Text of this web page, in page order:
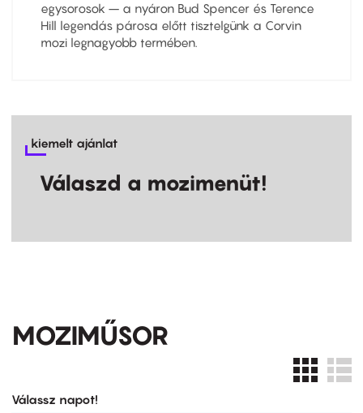
egysorosok – a nyáron Bud Spencer és Terence
Hill legendás párosa előtt tisztelgünk a Corvin
mozi legnagyobb termében.
kiemelt ajánlat
Válaszd a mozimenüt!
MOZIMŰSOR
Válassz napot!